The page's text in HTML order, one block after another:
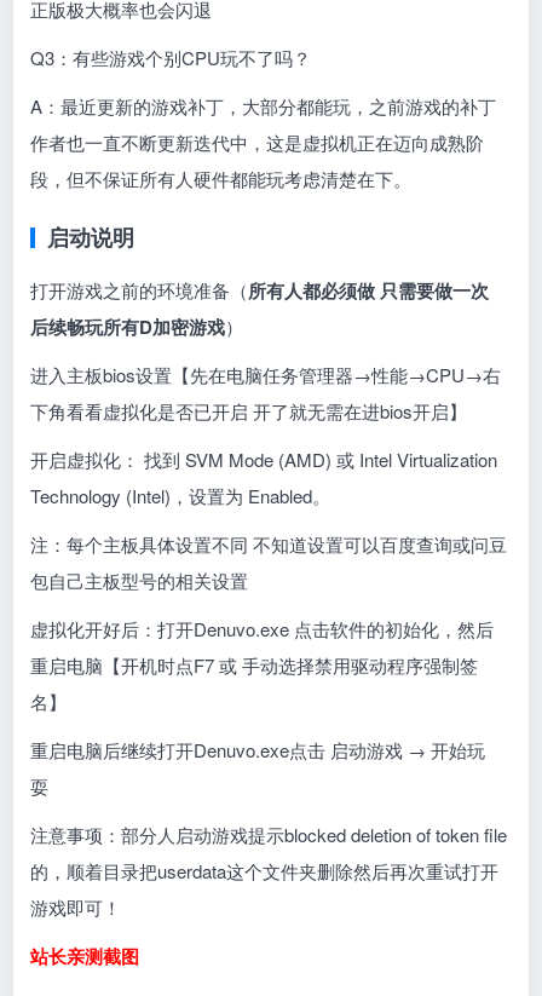
正版极大概率也会闪退
Q3：有些游戏个别CPU玩不了吗？
A：最近更新的游戏补丁，大部分都能玩，之前游戏的补丁
作者也一直不断更新迭代中，这是虚拟机正在迈向成熟阶
段，但不保证所有人硬件都能玩考虑清楚在下。
启动说明
打开游戏之前的环境准备（所有人都必须做 只需要做一次
后续畅玩所有D加密游戏）
进入主板bios设置【先在电脑任务管理器→性能→CPU→右
下角看看虚拟化是否已开启 开了就无需在进bios开启】
开启虚拟化： 找到 SVM Mode (AMD) 或 Intel Virtualization
Technology (Intel)，设置为 Enabled。
注：每个主板具体设置不同 不知道设置可以百度查询或问豆
包自己主板型号的相关设置
虚拟化开好后：打开Denuvo.exe 点击软件的初始化，然后
重启电脑【开机时点F7 或 手动选择禁用驱动程序强制签
名】
重启电脑后继续打开Denuvo.exe点击 启动游戏 → 开始玩
耍
注意事项：部分人启动游戏提示blocked deletion of token file
的，顺着目录把userdata这个文件夹删除然后再次重试打开
游戏即可！
站长亲测截图